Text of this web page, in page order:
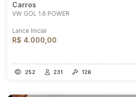
Carros
VW GOL 1.6 POWER
Lance Inicial
R$ 4.000,00
252 231 126